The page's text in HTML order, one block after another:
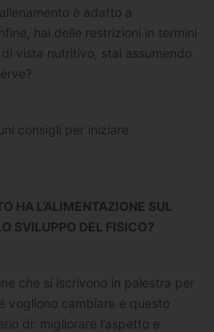
è adatto a
hai delle restrizioni in termini
vista nutritivo, stai assumendo
consigli per iniziare
HA L’ALIMENTAZIONE SUL
SVILUPPO DEL FISICO?
che si iscrivono in palestra per
vogliono cambiare e questo
di: migliorare l’aspetto e